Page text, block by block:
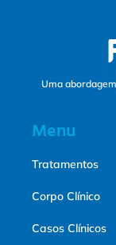
Uma
Menu
Tratamentos
Corpo Clínico
Casos Clínicos